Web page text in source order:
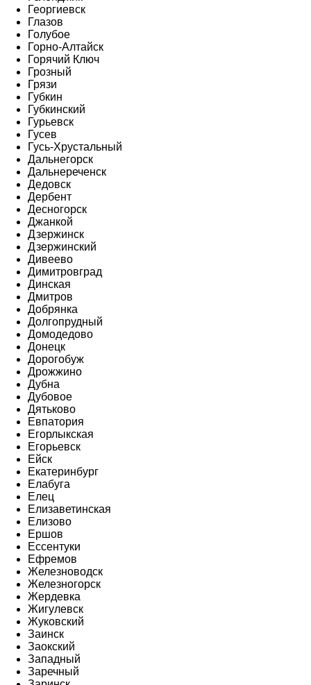
Георгиевск
Глазов
Голубое
Горно-Алтайск
Горячий Ключ
Грозный
Грязи
Губкин
Губкинский
Гурьевск
Гусев
Гусь-Хрустальный
Дальнегорск
Дальнереченск
Дедовск
Дербент
Десногорск
Джанкой
Дзержинск
Дзержинский
Дивеево
Димитровград
Динская
Дмитров
Добрянка
Долгопрудный
Домодедово
Донецк
Дорогобуж
Дрожжино
Дубна
Дубовое
Дятьково
Евпатория
Егорлыкская
Егорьевск
Ейск
Екатеринбург
Елабуга
Елец
Елизаветинская
Елизово
Ершов
Ессентуки
Ефремов
Железноводск
Железногорск
Жердевка
Жигулевск
Жуковский
Заинск
Заокский
Западный
Заречный